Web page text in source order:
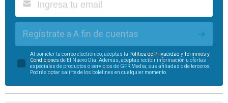
Regístrate a A fin de cuentas
Al someter tu correo electrónico, aceptas la Política de Privacidad yTérminos y
Condiciones de El Nuevo Día. Además, aceptas recibir información u ofertas
especiales de productos o servicios de GFR Media, sus afiliadas o de terceros.
Podrás optar salirte de los boletines en cualquier momento.